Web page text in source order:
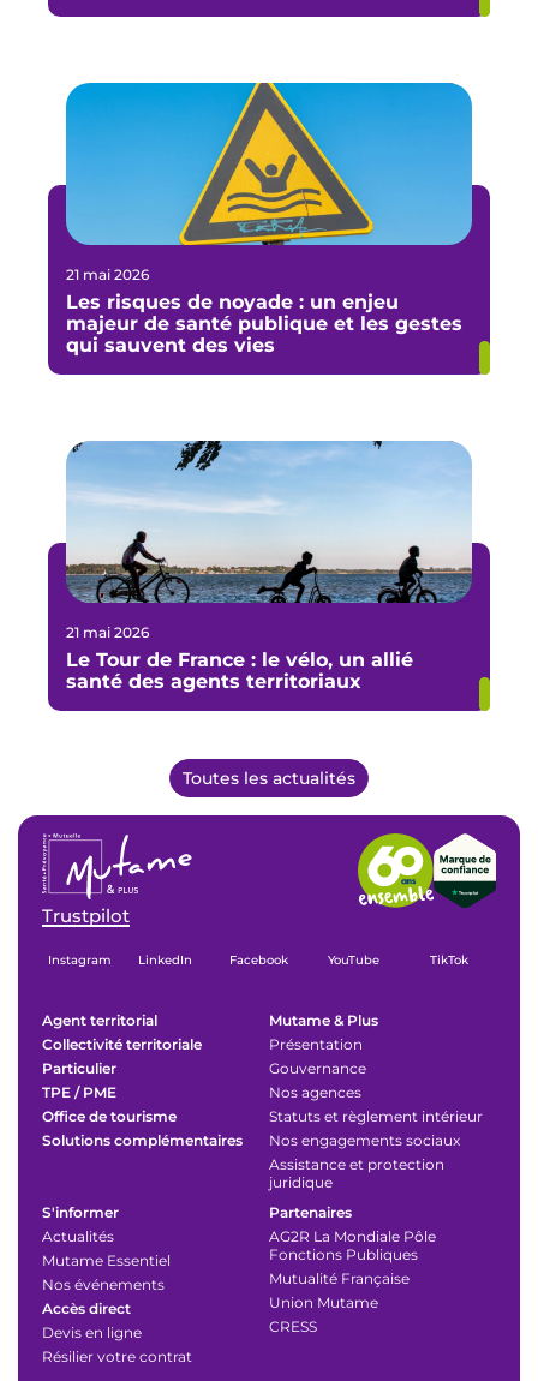
21 mai 2026
Les risques de noyade : un enjeu
majeur de santé publique et les gestes
qui sauvent des vies
21 mai 2026
Le Tour de France : le vélo, un allié
santé des agents territoriaux
Toutes les actualités
Trustpilot
Instagram LinkedIn Facebook YouTube TikTok
Agent territorial
Collectivité territoriale
Particulier
TPE / PME
Office de tourisme
Solutions complémentaires
Mutame & Plus
Présentation
Gouvernance
Nos agences
Statuts et règlement intérieur
Nos engagements sociaux
Assistance et protection
juridique
S'informer
Actualités
Mutame Essentiel
Nos événements
Accès direct
Devis en ligne
Résilier votre contrat
Partenaires
AG2R La Mondiale Pôle
Fonctions Publiques
Mutualité Française
Union Mutame
CRESS